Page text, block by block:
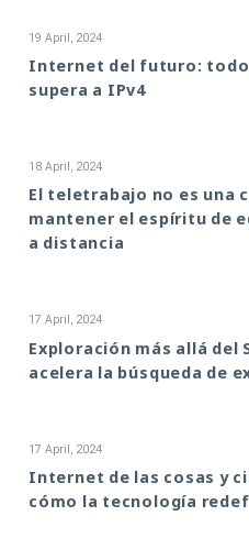
19 April, 2024
Internet del futuro: todo
supera a IPv4
18 April, 2024
El teletrabajo no es una
mantener el espíritu de
a distancia
17 April, 2024
Exploración más allá del
acelera la búsqueda de
17 April, 2024
Internet de las cosas y
cómo la tecnología